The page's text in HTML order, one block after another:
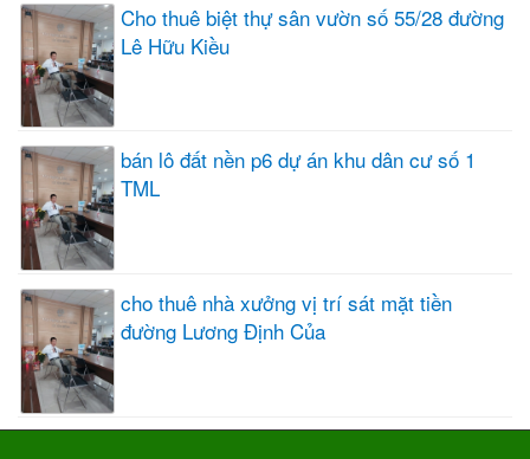
Cho thuê biệt thự sân vườn số 55/28 đường
Lê Hữu Kiều
bán lô đất nền p6 dự án khu dân cư số 1
TML
cho thuê nhà xưởng vị trí sát mặt tiền
đường Lương Định Của